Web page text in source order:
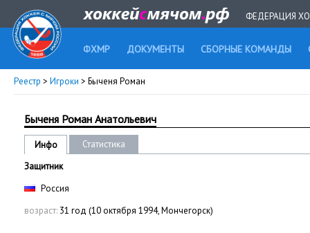
ФЕДЕРАЦИЯ
ФХМР ДОКУМЕНТЫ СБОРНЫЕ КОМАНДЫ
Реестр > Игроки > Быченя Роман
Быченя Роман Анатольевич
Инфо
Статистика
Защитник
Россия
возраст: 31 год (10 октября 1994, Мончегорск)